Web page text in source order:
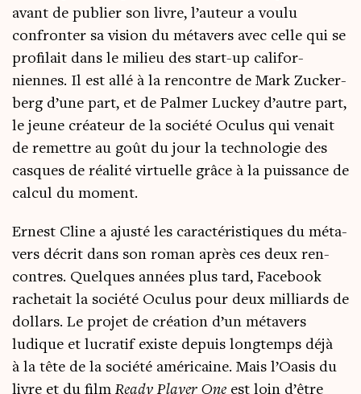
avant de publier son livre, l’auteur a vou­lu
confron­ter sa vision du méta­vers avec celle qui se
pro­fi­lait dans le milieu des start-up cali­for­
niennes. Il est allé à la ren­contre de Mark Zucker­
berg d’une part, et de Pal­mer Luckey d’autre part,
le jeune créa­teur de la socié­té Ocu­lus qui venait
de remettre au goût du jour la tech­no­lo­gie des
casques de réa­li­té vir­tuelle grâce à la puis­sance de
cal­cul du moment.
Ernest Cline a ajus­té les carac­té­ris­tiques du méta­
vers décrit dans son roman après ces deux ren­
contres. Quelques années plus tard, Face­book
rache­tait la socié­té Ocu­lus pour deux mil­liards de
dol­lars. Le pro­jet de créa­tion d’un méta­vers
ludique et lucra­tif existe depuis long­temps déjà
à la tête de la socié­té amé­ri­caine. Mais l’Oasis du
livre et du film Rea­dy Player One est loin d’être